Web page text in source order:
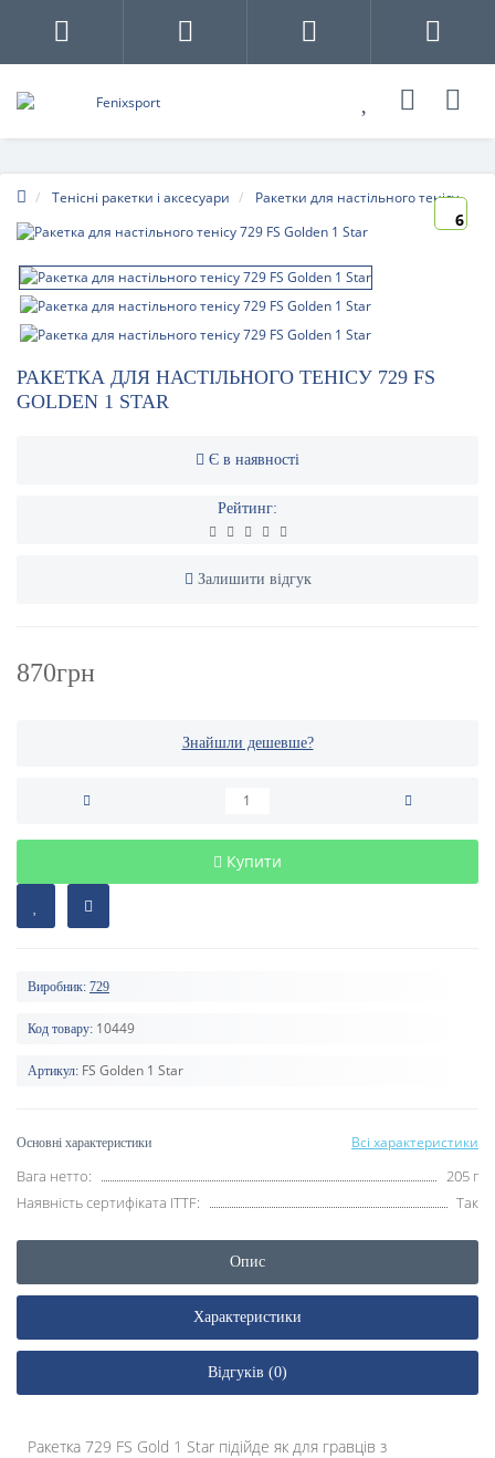
Тенісні ракетки і аксесуари Ракетки для настільного тенісу
6
РАКЕТКА ДЛЯ НАСТІЛЬНОГО ТЕНІСУ 729 FS
GOLDEN 1 STAR
Є в наявності
Рейтинг:
Залишити відгук
870грн
Знайшли дешевше?
Купити
Виробник: 729
Код товару: 10449
Артикул: FS Golden 1 Star
Основні характеристики Всі характеристики
Вага нетто:
205 г
Наявність сертифіката ITTF:
Так
Опис
Характеристики
Відгуків (0)
Ракетка 729 FS Gold 1 Star підійде як для гравців з